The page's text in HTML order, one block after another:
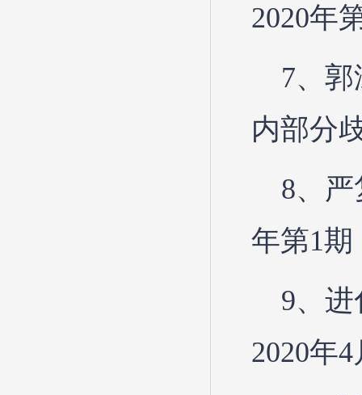
2020年
7、
内部分
8、
年第1
9、
2020年